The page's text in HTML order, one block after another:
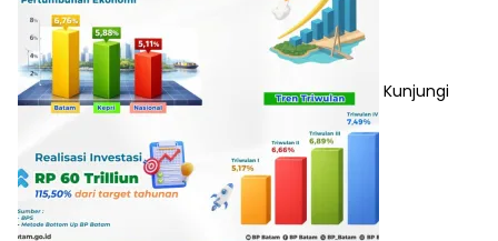
Kunjungi